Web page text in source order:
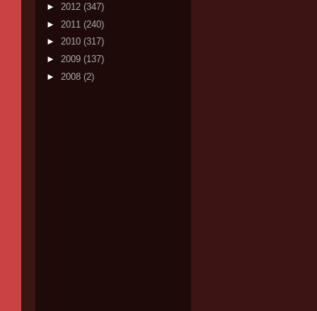
► 2012 (347)
► 2011 (240)
► 2010 (317)
► 2009 (137)
► 2008 (2)